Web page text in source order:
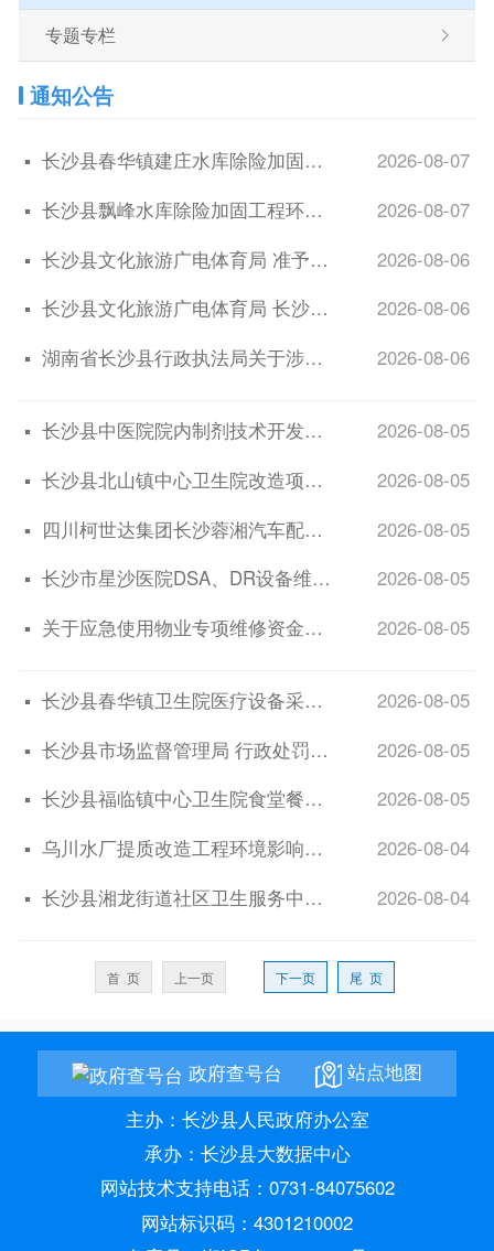
专题专栏
通知公告
▪ 长沙县春华镇建庄水库除险加固工程环境影响报告表审批前公示
2026-08-07
▪
长沙县飘峰水库除险加固工程环境影响报告表审批前公示
2026-08-07
▪
长沙县文化旅游广电体育局 准予行政许可决定书 （2026）第060号430121512026000022
2026-08-06
▪
长沙县文化旅游广电体育局 长沙县“微度假”系列宣传资料编制项目 中标结果公示
2026-08-06
▪
湖南省长沙县行政执法局关于涉案财物认领的公告 2026-08-06
▪ 长沙县中医院院内制剂技术开发服务项目成交结果公告
2026-08-05
▪
长沙县北山镇中心卫生院改造项目谈判公告
2026-08-05
▪
四川柯世达集团长沙蓉湘汽车配件有限公司电泳及喷粉线建设项目环境影响 报告表审批...
2026-08-05
▪
长沙市星沙医院DSA、DR设备维保服务项目竞争性谈判公告
2026-08-05
▪
关于应急使用物业专项维修资金的公告 2026-08-05
▪ 长沙县春华镇卫生院医疗设备采购项目竞争性谈判公告
2026-08-05
▪
长沙县市场监督管理局 行政处罚告知书 长县市监罚告〔2026〕162号
2026-08-05
▪
长沙县福临镇中心卫生院食堂餐饮服务采购项目竞争性磋商公告
2026-08-05
▪
乌川水厂提质改造工程环境影响报告表审批前公示
2026-08-04
▪
长沙县湘龙街道社区卫生服务中心（长沙县湘龙街道妇幼保健计划生育服务站）部分临... 2026-08-04
首 页 上一页 下一页 尾 页
政府查号台
站点地图
主办：长沙县人民政府办公室
承办：长沙县大数据中心
网站技术支持电话：0731-84075602
网站标识码：4301210002